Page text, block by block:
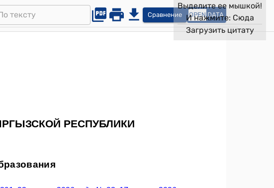
Сравнение OPEN DATA
Выделите ее мышкой!
И нажмите: Сюда
Загрузить цитату